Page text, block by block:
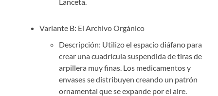
Variante B: El Archivo Orgánico
Descripción: Utilizo el espacio diáfano para
crear una cuadrícula suspendida de tiras de
arpillera muy finas. Los medicamentos y
envases se distribuyen creando un patrón
ornamental que se expande por el aire.